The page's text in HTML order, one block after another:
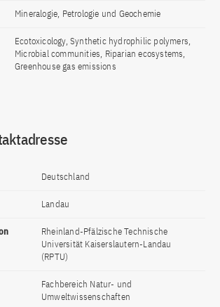
Mineralogie, Petrologie und Geochemie
Ecotoxicology, Synthetic hydrophilic polymers,
Microbial communities, Riparian ecosystems,
Greenhouse gas emissions
Deutschland
Landau
Rheinland-Pfälzische Technische
Universität Kaiserslautern-Landau
(RPTU)
Fachbereich Natur- und
Umweltwissenschaften